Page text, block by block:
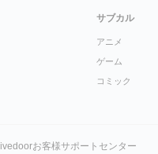
サブカル
アニメ
ゲーム
コミック
livedoorお客様サポートセンター